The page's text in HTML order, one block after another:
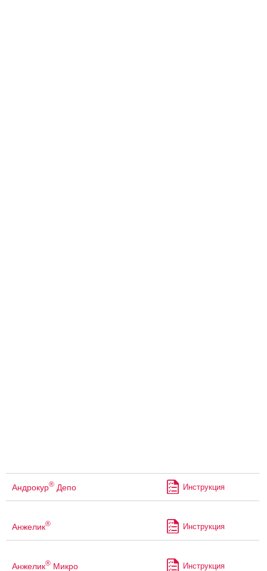
Андрокур® Депо Инструкция
Анжелик® Инструкция
Анжелик® Микро Инструкция